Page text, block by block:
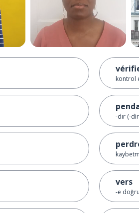
kontrol
-dır (-
vers
-e